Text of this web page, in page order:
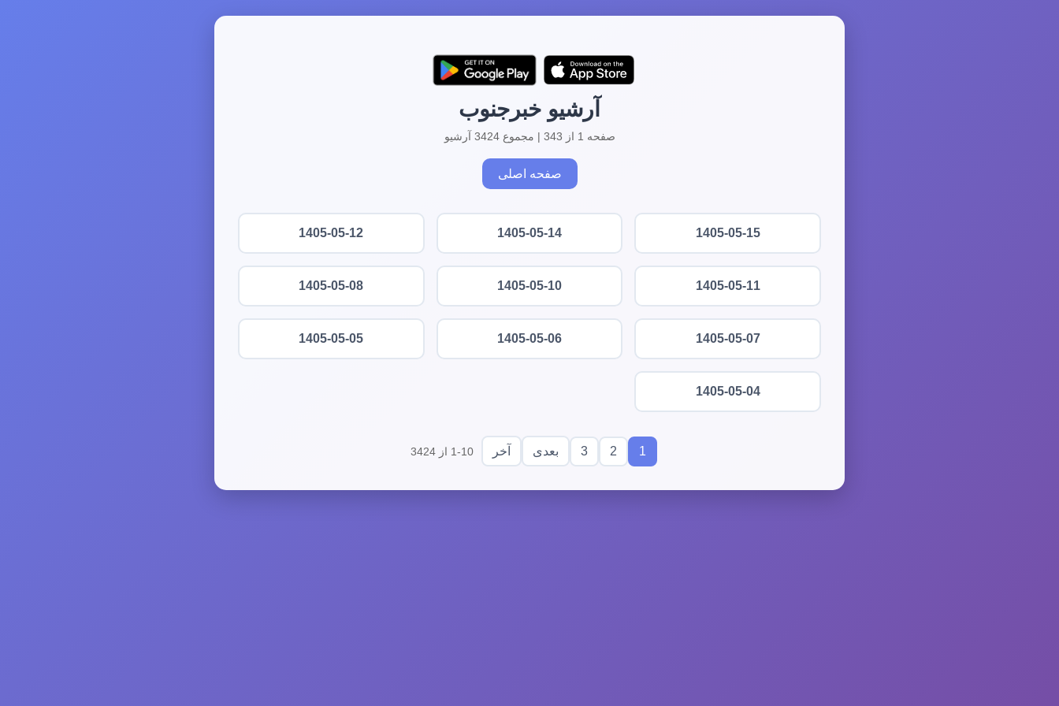
آرشیو خبرجنوب
صفحه 1 از 343 | مجموع 3424 آرشیو
صفحه اصلی
1405-05-15
1405-05-14
1405-05-12
1405-05-11
1405-05-10
1405-05-08
1405-05-07
1405-05-06
1405-05-05
1405-05-04
1
2
3 بعدی آخر 1-10 از 3424